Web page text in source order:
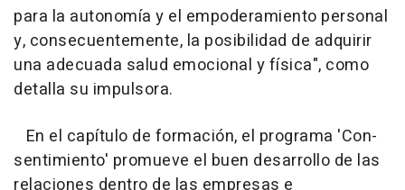
para la autonomía y el empoderamiento personal
y, consecuentemente, la posibilidad de adquirir
una adecuada salud emocional y física", como
detalla su impulsora.
En el capítulo de formación, el programa 'Con-
sentimiento' promueve el buen desarrollo de las